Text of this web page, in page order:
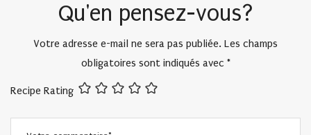
Qu'en pensez-vous?
Votre adresse e-mail ne sera pas publiée. Les champs
obligatoires sont indiqués avec *
Recipe Rating